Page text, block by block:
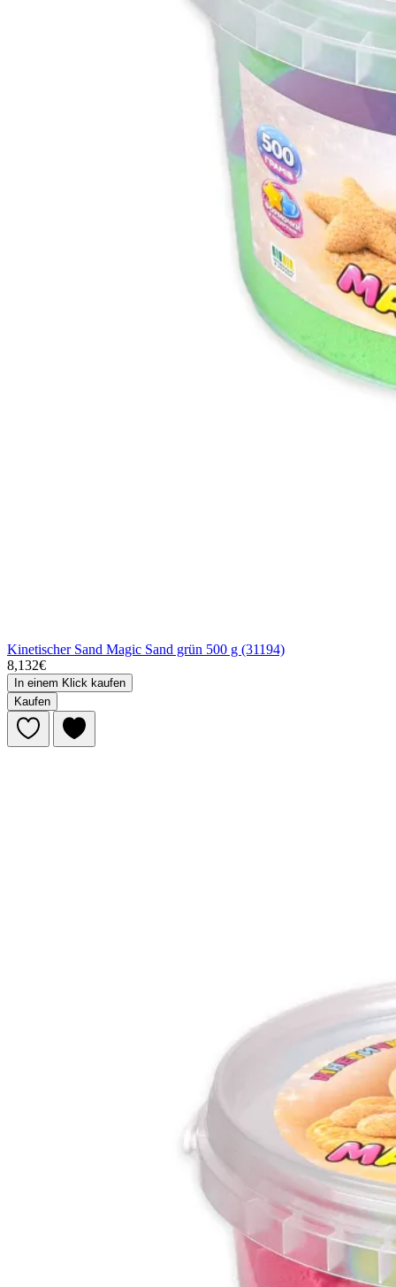
Kinetischer Sand Magic Sand grün 500 g (31194)
8,132€
In einem Klick kaufen
Kaufen